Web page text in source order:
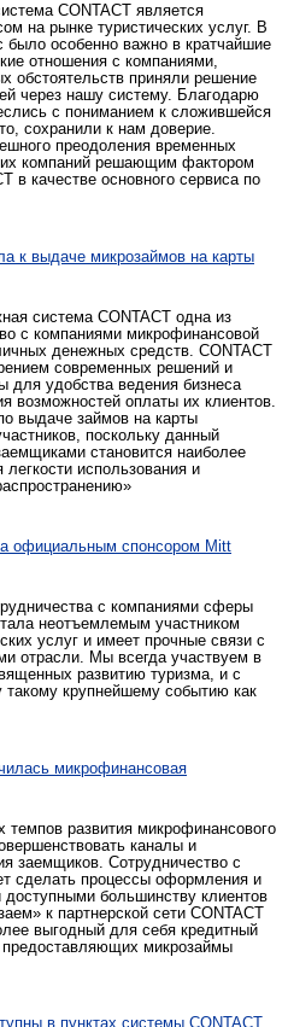
CONTACT является
на рынке туристических услуг. В
было особенно важно в кратчайшие
отношения с компаниями,
обстоятельств приняли решение
через нашу систему. Благодарю
с пониманием к сложившейся
сохранили к нам доверие.
преодоления временных
компаний решающим фактором
в качестве основного сервиса по
к выдаче микрозаймов на карты
система CONTACT одна из
с компаниями микрофинансовой
денежных средств. CONTACT
современных решений и
для удобства ведения бизнеса
возможностей оплаты их клиентов.
выдаче займов на карты
поскольку данный
становится наиболее
использования и
официальным спонсором Mitt
с компаниями сферы
неотъемлемым участником
услуг и имеет прочные связи с
отрасли. Мы всегда участвуем в
развитию туризма, и с
крупнейшему событию как
микрофинансовая
развития микрофинансового
каналы и
заемщиков. Сотрудничество с
сделать процессы оформления и
доступными большинству клиентов
к партнерской сети CONTACT
выгодный для себя кредитный
микрозаймы
в пунктах системы CONTACT